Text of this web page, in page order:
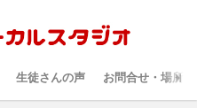
生徒さんの声 お問合せ・場所